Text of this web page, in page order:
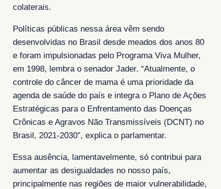
colaterais.
Políticas públicas nessa área vêm sendo
desenvolvidas no Brasil desde meados dos anos 80
e foram impulsionadas pelo Programa Viva Mulher,
em 1998, lembra o senador Jader. “Atualmente, o
controle do câncer de mama é uma prioridade da
agenda de saúde do país e integra o Plano de Ações
Estratégicas para o Enfrentamento das Doenças
Crônicas e Agravos Não Transmissíveis (DCNT) no
Brasil, 2021-2030”, explica o parlamentar.
Essa ausência, lamentavelmente, só contribui para
aumentar as desigualdades no nosso país,
principalmente nas regiões de maior vulnerabilidade,